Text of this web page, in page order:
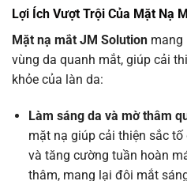
Lợi Ích Vượt Trội Của Mặt Nạ
Mặt nạ mắt JM Solution mang
vùng da quanh mắt, giúp cải
khỏe của làn da:
Làm sáng da và mờ thâm
mặt nạ giúp cải thiện sắc
và tăng cường tuần hoàn
thâm, mang lại đôi mắt